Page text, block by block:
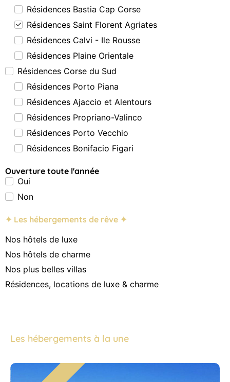
Résidences Bastia Cap Corse
Résidences Saint Florent Agriates
Résidences Calvi - Ile Rousse
Résidences Plaine Orientale
Résidences Corse du Sud
Résidences Porto Piana
Résidences Ajaccio et Alentours
Résidences Propriano-Valinco
Résidences Porto Vecchio
Résidences Bonifacio Figari
Ouverture toute l'année
Oui
Non
✦ Les hébergements de rêve ✦
Nos hôtels de luxe
Nos hôtels de charme
Nos plus belles villas
Résidences, locations de luxe & charme
Les hébergements à la une